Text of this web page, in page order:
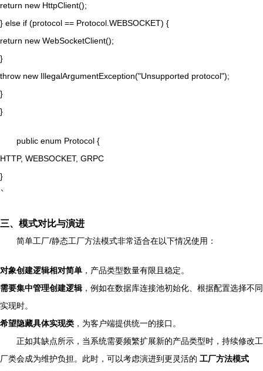
return new HttpClient();
} else if (protocol == Protocol.WEBSOCKET) {
return new WebSocketClient();
}
throw new IllegalArgumentException("Unsupported protocol");
}
}
public enum Protocol {
HTTP, WEBSOCKET, GRPC
}
`
三、模式对比与演进
简单工厂/静态工厂方法模式非常适合在以下情况使用：
对象创建逻辑相对简单 ，产品类型数量有限且稳定。
需要集中管理创建逻辑 ，例如在数据库连接池初始化、根据配置选择不同
实现时。
希望隐藏具体实现类 ，为客户端提供统一的接口。
正如其缺点所示，当系统需要频繁扩展新的产品类型时，持续修改工
厂类会成为维护负担。此时，可以考虑演进到更灵活的 工厂方法模式